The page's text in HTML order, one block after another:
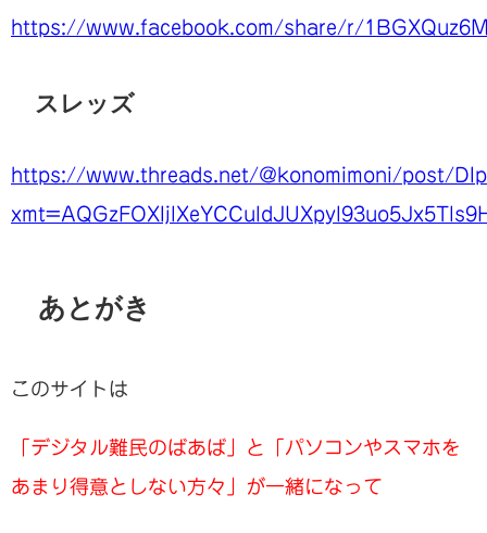
https://www.facebook.com/share/r/
スレッズ
https://www.threads.net/@konomimoni/post/
あとがき
このサイトは
「デジタル難民のばあば」と「パソコンやスマホを
あまり得意としない方々」が一緒になって